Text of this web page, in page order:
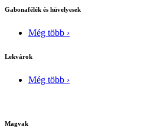
Gabonafélék és hüvelyesek
Még több ›
Lekvárok
Még több ›
Magvak